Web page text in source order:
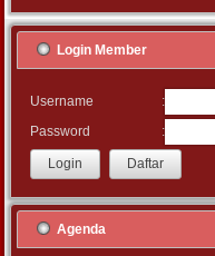
Login Member
Username
:
Password
:
Agenda